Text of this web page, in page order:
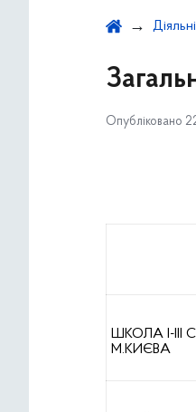
Опубліковано
ШКОЛА І-
М.КИЄВА